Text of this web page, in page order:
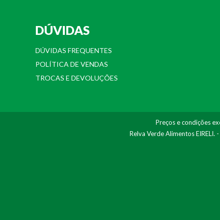
DÚVIDAS
DÚVIDAS FREQUENTES
POLÍTICA DE VENDAS
TROCAS E DEVOLUÇÕES
Preços e condições
Relva Verde Alimentos